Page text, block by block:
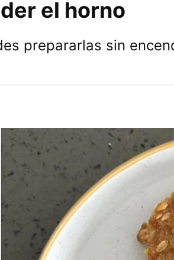
el horno
prepararlas sin